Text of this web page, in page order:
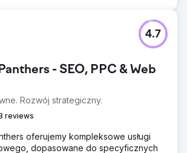
- SEO, PPC & Web
Rozwój strategiczny.
reviews
4.7
oferujemy kompleksowe usługi
dopasowane do specyficznych